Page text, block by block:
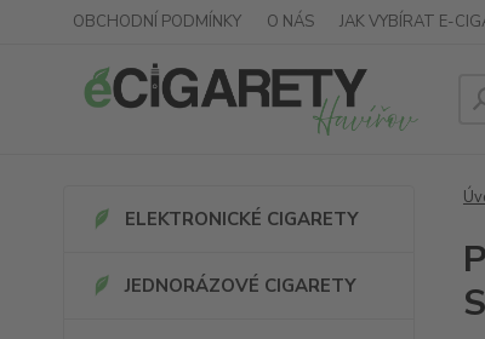
OBCHODNÍ PODMÍNKY O NÁS JAK VYBÍRAT E-
ELEKTRONICKÉ CIGARETY
JEDNORÁZOVÉ CIGARETY